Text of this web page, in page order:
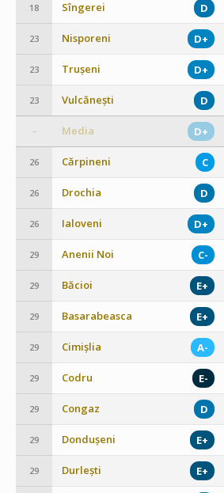
18 Sîngerei D
23 Nisporeni D+
23 Trușeni D+
23 Vulcănești D
– Media D+
26 Cărpineni C
26 Drochia D
26 Ialoveni D+
29 Anenii Noi C-
29 Băcioi E+
29 Basarabeasca E+
29 Cimișlia A-
29 Codru E-
29 Congaz D
29 Dondușeni E+
29 Durlești E+